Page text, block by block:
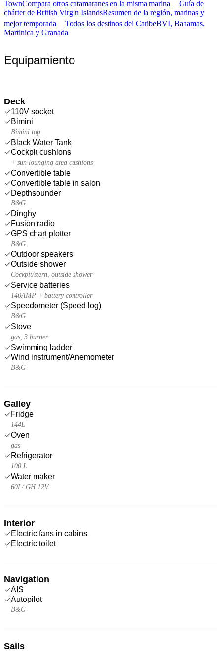
TownCompara otros catamaranes en la misma marina
Guía de
chárter de British Virgin IslandsResumen de la región, marinas y
mejor temporada
Todos los destinos del CaribeBVI, Bahamas,
Martinica y Granada
Equipamiento
Deck
110V socket
Bimini
Bimini top
Black Water Tank
Cockpit cushions
+ sun lounging area cushions
Convertible table
Convertible table in salon
Depthsounder
B&G
Dinghy
Fusion radio
GPS chart plotter
B&G
Outdoor speakers
Outside shower
Cockpit/stern, outside shower
Service batteries
140AMP + battery controller
Speedometer (Speed log)
B&G
Stove
gas, 3 burner
Swimming ladder
Wind instrument/Anemometer
B&G
Galley
Fridge
144L
Oven
gas
Refrigerator
100 L
Water maker
60L/ GH 12V
Interior
Electric fans in cabins
Electric toilet
Navigation
AIS
Autopilot
B&G
Sails